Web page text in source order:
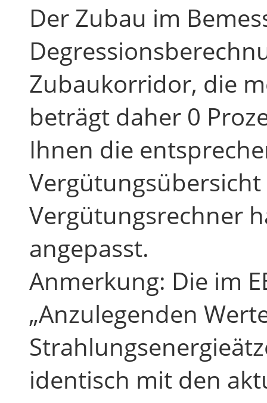
Der Zubau im
Zubaukorridor, die
beträgt daher 0
Ihnen die
Vergütungsrechner
angepasst.
Anmerkung: Die im
„Anzulegenden
identisch mit den